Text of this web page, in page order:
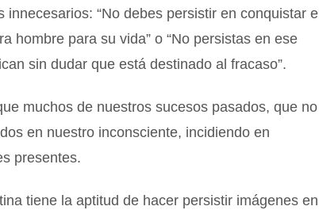
“No debes persistir en conquistar el
hombre para su vida” o “No persistas en ese
sin dudar que está destinado al fracaso”.
muchos de nuestros sucesos pasados, que no
en nuestro inconsciente, incidiendo en
presentes.
tiene la aptitud de hacer persistir imágenes en